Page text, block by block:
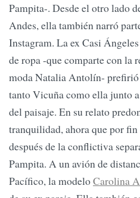
Pampita-. Desde el otro lado
Andes, ella también narró
Instagram. La ex Casi
de ropa -que comparte con la
moda Natalia Antolín-
tanto Vicuña como ella junto
del paisaje. En su relato
tranquilidad, ahora que por
después de la conflictiva
Pampita. A un avión de
Pacífico, la modeloCarolina